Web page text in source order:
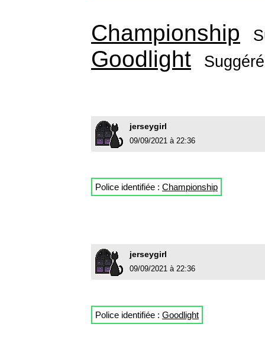
Championship
Goodlight
jerseygirl
09/09/2021 à 22:36
Police identifiée : Championship
jerseygirl
09/09/2021 à 22:36
Police identifiée : Goodlight